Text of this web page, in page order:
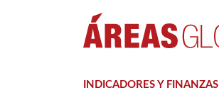
INDICADORES Y FINANZAS